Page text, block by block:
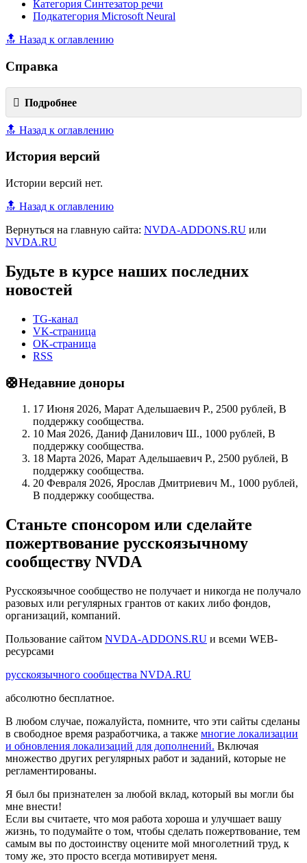
Категория Синтезатор речи
Подкатегория Microsoft Neural
🔝 Назад к оглавлению
Справка
Подробнее
🔝 Назад к оглавлению
История версий
Истории версий нет.
🔝 Назад к оглавлению
Вернуться на главную сайта: NVDA-ADDONS.RU или
NVDA.RU
Будьте в курсе наших последних
новостей
TG-канал
VK-страница
OK-страница
RSS
🛟Недавние доноры
17 Июня 2026, Марат Адельшаевич Р., 2500 рублей, В
поддержку сообщества.
10 Мая 2026, Даниф Данилович Ш., 1000 рублей, В
поддержку сообщества.
18 Марта 2026, Марат Адельшаевич Р., 2500 рублей, В
поддержку сообщества.
20 Февраля 2026, Ярослав Дмитриевич М., 1000 рублей,
В поддержку сообщества.
Станьте спонсором или сделайте
пожертвование русскоязычному
сообществу NVDA
Русскоязычное сообщество не получает и никогда не получало
разовых или регулярных грантов от каких либо фондов,
организаций, компаний.
Пользование сайтом NVDA-ADDONS.RU и всеми WEB-
ресурсами
русскоязычного сообщества NVDA.RU
абсолютно бесплатное.
В любом случае, пожалуйста, помните, что эти сайты сделаны
в свободное время разработчика, а также многие локализации
и обновления локализаций для дополнений. Включая
множество других регулярных работ и заданий, которые не
регламентированы.
Я был бы признателен за любой вклад, который вы могли бы
мне внести!
Если вы считаете, что моя работа хороша и улучшает вашу
жизнь, то подумайте о том, чтобы сделать пожертвование, тем
самым вы по достоинству оцените мой многолетний труд, к
тому же, это просто всегда мотивирует меня.